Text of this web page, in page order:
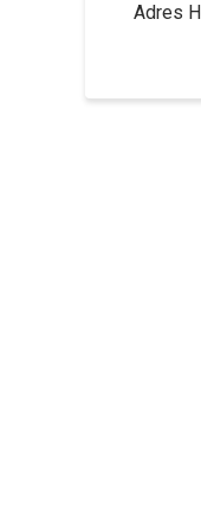
Adres